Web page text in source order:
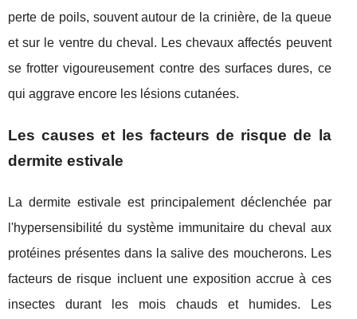
perte de poils, souvent autour de la crinière, de la queue
et sur le ventre du cheval. Les chevaux affectés peuvent
se frotter vigoureusement contre des surfaces dures, ce
qui aggrave encore les lésions cutanées.
Les causes et les facteurs de risque de la
dermite estivale
La dermite estivale est principalement déclenchée par
l'hypersensibilité du système immunitaire du cheval aux
protéines présentes dans la salive des moucherons. Les
facteurs de risque incluent une exposition accrue à ces
insectes durant les mois chauds et humides. Les